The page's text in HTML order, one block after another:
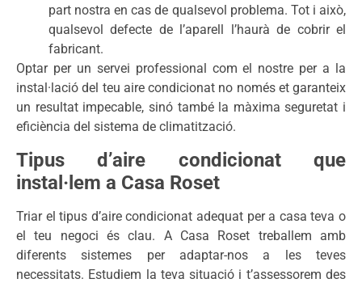
part nostra en cas de qualsevol problema. Tot i això,
qualsevol defecte de l’aparell l’haurà de cobrir el
fabricant.
Optar per un servei professional com el nostre per a la
instal·lació del teu aire condicionat no només et garanteix
un resultat impecable, sinó també la màxima seguretat i
eficiència del sistema de climatització.
Tipus d’aire condicionat que
instal·lem a Casa Roset
Triar el tipus d’aire condicionat adequat per a casa teva o
el teu negoci és clau. A Casa Roset treballem amb
diferents sistemes per adaptar-nos a les teves
necessitats. Estudiem la teva situació i t’assessorem des